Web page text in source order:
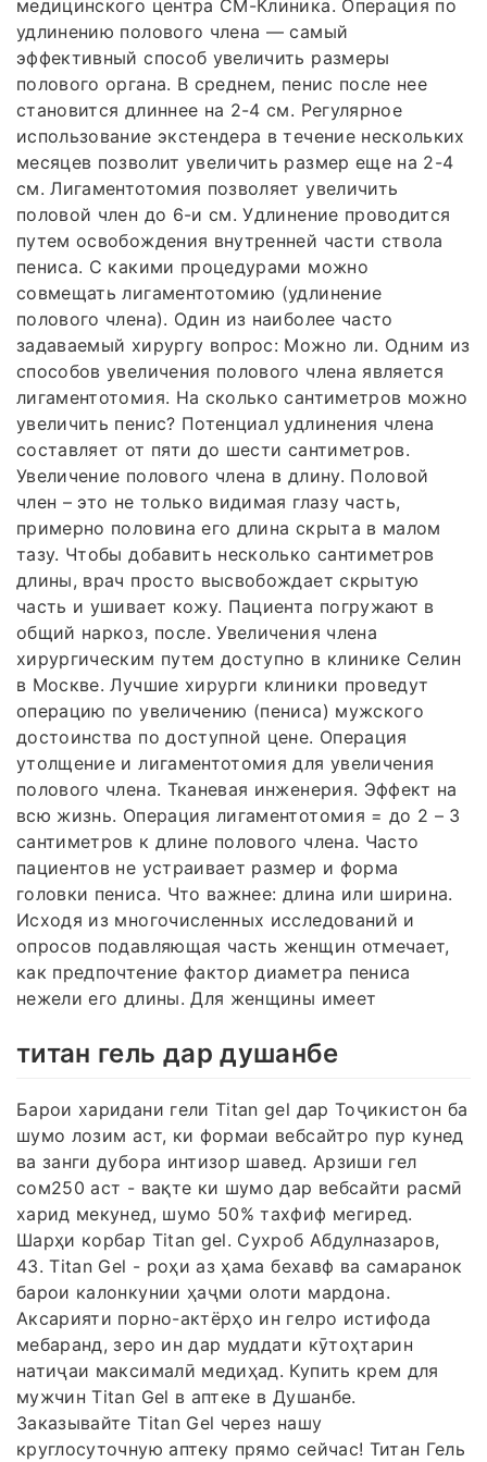
медицинского центра СМ-Клиника. Операция по
удлинению полового члена — самый
эффективный способ увеличить размеры
полового органа. В среднем, пенис после нее
становится длиннее на 2-4 см. Регулярное
использование экстендера в течение нескольких
месяцев позволит увеличить размер еще на 2-4
см. Лигаментотомия позволяет увеличить
половой член до 6-и см. Удлинение проводится
путем освобождения внутренней части ствола
пениса. С какими процедурами можно
совмещать лигаментотомию (удлинение
полового члена). Один из наиболее часто
задаваемый хирургу вопрос: Можно ли. Одним из
способов увеличения полового члена является
лигаментотомия. На сколько сантиметров можно
увеличить пенис? Потенциал удлинения члена
составляет от пяти до шести сантиметров.
Увеличение полового члена в длину. Половой
член – это не только видимая глазу часть,
примерно половина его длина скрыта в малом
тазу. Чтобы добавить несколько сантиметров
длины, врач просто высвобождает скрытую
часть и ушивает кожу. Пациента погружают в
общий наркоз, после. Увеличения члена
хирургическим путем доступно в клинике Селин
в Москве. Лучшие хирурги клиники проведут
операцию по увеличению (пениса) мужского
достоинства по доступной цене. Операция
утолщение и лигаментотомия для увеличения
полового члена. Тканевая инженерия. Эффект на
всю жизнь. Операция лигаментотомия = до 2 – 3
сантиметров к длине полового члена. Часто
пациентов не устраивает размер и форма
головки пениса. Что важнее: длина или ширина.
Исходя из многочисленных исследований и
опросов подавляющая часть женщин отмечает,
как предпочтение фактор диаметра пениса
нежели его длины. Для женщины имеет
титан гель дар душанбе
Барои харидани гели Titan gel дар Тоҷикистон ба
шумо лозим аст, ки формаи вебсайтро пур кунед
ва занги дубора интизор шавед. Арзиши гел
сом250 аст - вақте ки шумо дар вебсайти расмӣ
харид мекунед, шумо 50% тахфиф мегиред.
Шарҳи корбар Titan gel. Сухроб Абдулназаров,
43. Titan Gel - роҳи аз ҳама бехавф ва самаранок
барои калонкунии ҳаҷми олоти мардона.
Аксарияти порно-актёрҳо ин гелро истифода
мебаранд, зеро ин дар муддати кӯтоҳтарин
натиҷаи максималӣ медиҳад. Купить крем для
мужчин Titan Gel в аптеке в Душанбе.
Заказывайте Titan Gel через нашу
круглосуточную аптеку прямо сейчас! Титан Гель